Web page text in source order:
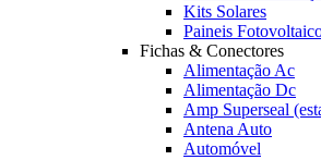
Kits Solares
Paineis
Fichas & Conectores
Alimentação Ac
Alimentação Dc
Amp Superseal
Antena Auto
Automóvel